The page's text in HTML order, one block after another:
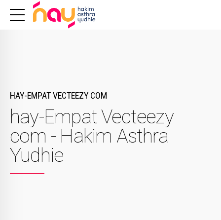
HAY-EMPAT VECTEEZY COM
hay-Empat Vecteezy
com - Hakim Asthra
Yudhie